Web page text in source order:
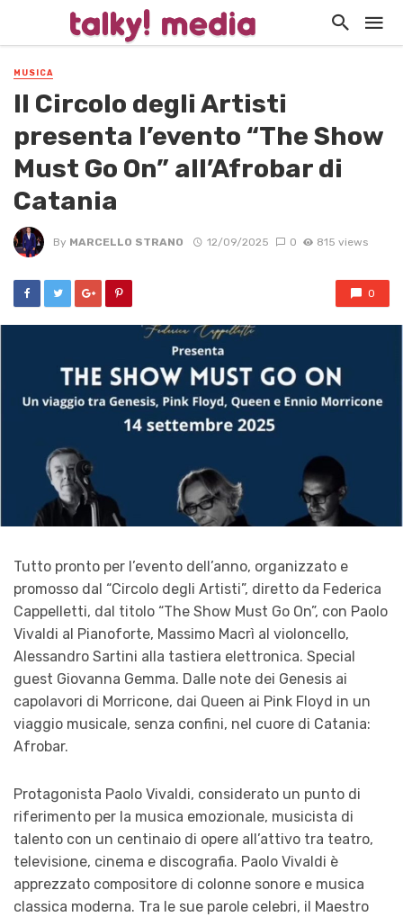
MUSICA
Il Circolo degli Artisti
presenta l’evento “The Show
Must Go On” all’Afrobar di
Catania
By MARCELLO STRANO 12/09/2025 0 815 views
0
Tutto pronto per l’evento dell’anno, organizzato e
promosso dal “Circolo degli Artisti”, diretto da Federica
Cappelletti, dal titolo “The Show Must Go On”, con Paolo
Vivaldi al Pianoforte, Massimo Macrì al violoncello,
Alessandro Sartini alla tastiera elettronica. Special
guest Giovanna Gemma. Dalle note dei Genesis ai
capolavori di Morricone, dai Queen ai Pink Floyd in un
viaggio musicale, senza confini, nel cuore di Catania:
Afrobar.
Protagonista Paolo Vivaldi, considerato un punto di
riferimento per la musica emozionale, musicista di
talento con un centinaio di opere all’attivo tra teatro,
televisione, cinema e discografia. Paolo Vivaldi è
apprezzato compositore di colonne sonore e musica
classica moderna. Tra le sue parole celebri, il Maestro